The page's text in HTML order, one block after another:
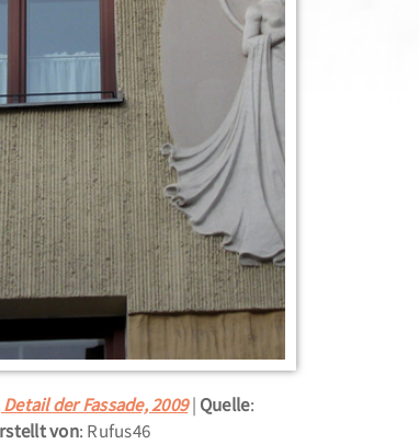
der Fassade, 2009 Quelle:
von: Rufus46